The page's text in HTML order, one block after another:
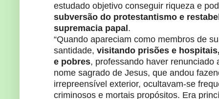
estudado objetivo conseguir riqueza e
subversão do protestantismo e
supremacia papal.
“Quando apareciam como membros de
santidade, visitando prisões e
e pobres, professando haver renunciado
nome sagrado de Jesus, que andou
irrepreensível exterior, ocultavam-se
criminosos e mortais propósitos. Era